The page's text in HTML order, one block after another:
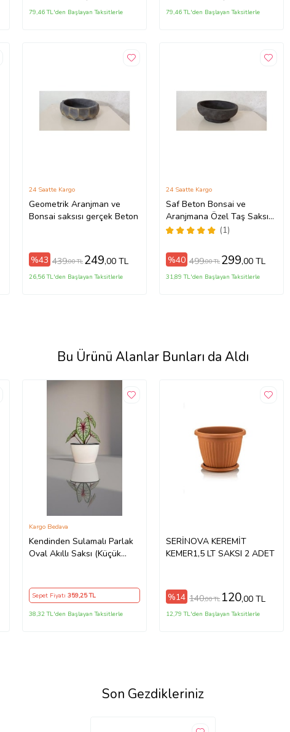
79,46 TL'den Başlayan Taksitlerle 79,46 TL'den Başlayan Taksitlerle
Geometrik Aranjman ve
Bonsai saksısı gerçek Beton
24 Saatte Kargo
%43 439,00 TL 249,00 TL
26,56 TL'den Başlayan Taksitlerle
Saf Beton Bonsai ve
Aranjmana Özel Taş Saksı
suya karşı 121 yıl ömürlü01
(1)
24 Saatte Kargo
%40 499,00 TL 299,00 TL
31,89 TL'den Başlayan Taksitlerle
Bu Ürünü Alanlar Bunları da Aldı
Kendinden Sulamalı Parlak
Oval Akıllı Saksı (Küçük
Kargo Bedava
Sepet Fiyatı 359,25 TL
38,32 TL'den Başlayan Taksitlerle
SERİNOVA KEREMİT
KEMER1,5 LT SAKSI 2 ADET
%14 140,00 TL 120,00 TL
12,79 TL'den Başlayan Taksitlerle
Son Gezdikleriniz